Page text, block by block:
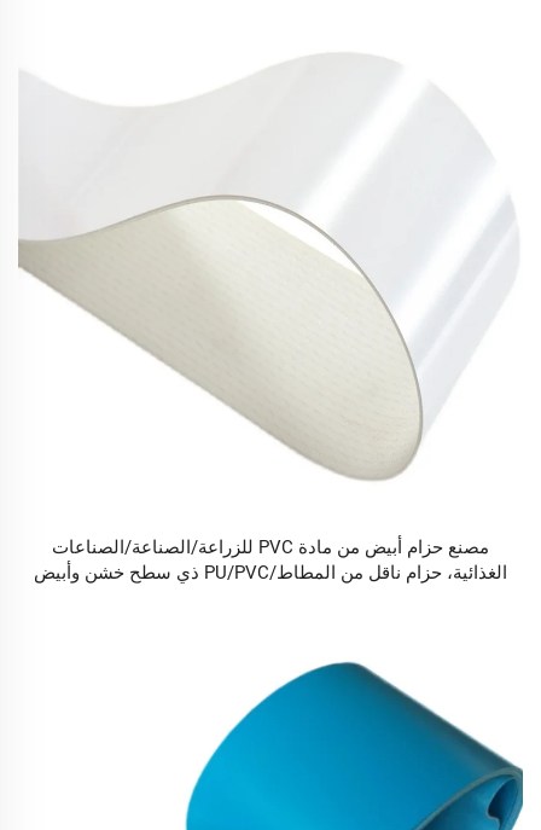
مصنع حزام أبيض من مادة PVC للزراعة/الصناعة/الصناعات
الغذائية، حزام ناقل من المطاط/PU/PVC ذي سطح خشن وأبيض